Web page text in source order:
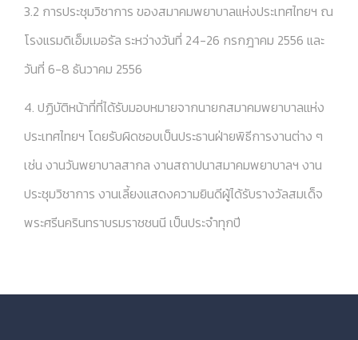
3.2 การประชุมวิชาการ ของสมาคมพยาบาลแห่งประเทศไทยฯ ณ
โรงแรมดิเอ็มเมอรัล ระหว่างวันที่ 24-26 กรกฎาคม 2556 และ
วันที่ 6-8 ธันวาคม 2556
4. ปฏิบัติหน้าที่ที่ได้รับมอบหมายจากนายกสมาคมพยาบาลแห่ง
ประเทศไทยฯ โดยรับผิดชอบเป็นประธานฝ่ายพิธีการงานต่าง ๆ
เช่น งานวันพยาบาลสากล งานสถาปนาสมาคมพยาบาลฯ งาน
ประชุมวิชาการ งานเลี้ยงแสดงความยินดีผู้ได้รับรางวัลสมเด็จ
พระศรีนครินทราบรมราชชนนี เป็นประจำทุกปี